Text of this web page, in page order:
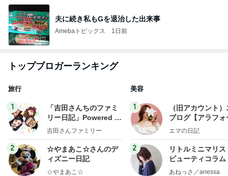
夫に続き私もGを退治した出来事
Amebaトピックス 1日前
トップブロガーランキング
旅行
1
「吉田さんちのファミ
リー日記」Powered b
y Ameba 吉田さんファ
ログ
吉田さんファミリー
2
☆やまあこ☆さんのデ
ィズニー日記
☆やまあこ☆
美容
1
（旧アカウント
ブログ【アラフォ
社売却セカンドラ
エマの日記
2
リトルミニマリス
ビューティコラ
little
あねっさ／anessa